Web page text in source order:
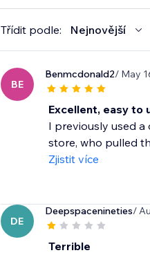
Třídit podle: Nejnovější
BE
Benmcdonald2/ May
Excellent, easy to
I previously used
store, who pulled
Zjistit více
DE
Deepspacenineties/
Terrible